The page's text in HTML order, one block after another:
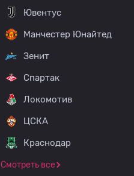
Ювентус
Манчестер Юнайтед
Зенит
Спартак
Локомотив
ЦСКА
Краснодар
Смотреть все